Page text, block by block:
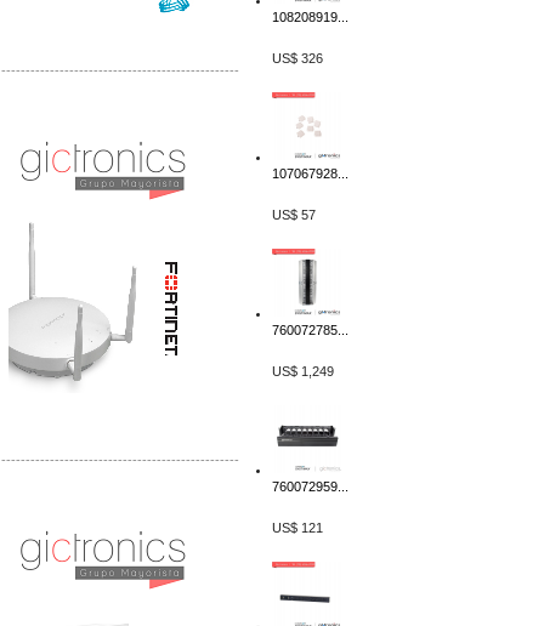
-------------------------------------------------
-------------------------------------------------
108208919...
US$ 326
107067928...
US$ 57
760072785...
US$ 1,249
760072959...
US$ 121